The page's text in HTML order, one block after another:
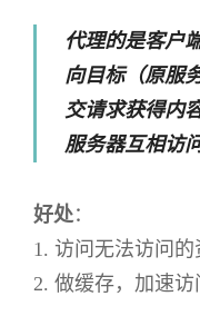
代理的是客户
向目标（原服
交请求获得内
服务器互相访
好处：
1. 访问无法访问的
2. 做缓存，加速访